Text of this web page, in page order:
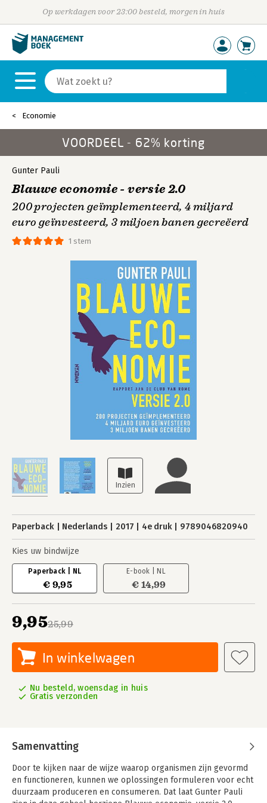
Op werkdagen voor 23:00 besteld, morgen in huis
Economie
VOORDEEL - 62% korting
1 stem
Gunter Pauli
Blauwe economie - versie 2.0
200 projecten geïmplementeerd, 4 miljard
euro geïnvesteerd, 3 miljoen banen gecreëerd
Paperback Nederlands 2017 4e druk 9789046820940
Kies uw bindwijze
Paperback | NL
€ 9,95
E-book | NL
€ 14,99
25,99
9,95
In winkelwagen
Nu besteld, woensdag in huis
Gratis verzonden
Samenvatting
Door te kijken naar de wijze waarop organismen zijn gevormd
en functioneren, kunnen we oplossingen formuleren voor echt
duurzaam produceren en consumeren. Dat laat Gunter Pauli